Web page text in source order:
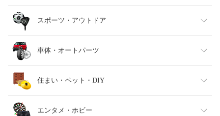
バッグ・小物・ブランド雑貨
靴
腕時計
ジュエリー・アクセサリー
ワイン
日本酒・焼酎
おもちゃ
家電
TV・オーディオ・カメラ
スマートフォン・タブレット
パソコン・周辺機器
スポーツ・アウトドア
スポーツ・アウトドア
ゴルフ
車体・オートパーツ
車用品・バイク用品
車・バイク
住まい・ペット・DIY
インテリア・寝具・収納
エンタメ・ホビー